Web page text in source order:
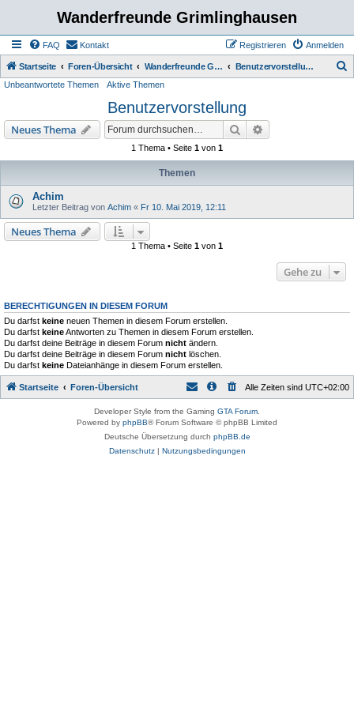
Wanderfreunde Grimlinghausen
FAQ Kontakt Anmelden
Registrieren
Startseite Foren-Übersicht Wanderfreunde Grimmlinghausen Benutzervorstellung
Unbeantwortete Themen Aktive Themen
Benutzervorstellung
Neues Thema Suche
1 Thema • Seite 1 von 1
Themen
Achim
Letzter Beitrag von Achim « Fr 10. Mai 2019, 12:11
Neues Thema
1 Thema • Seite 1 von 1
Gehe zu
BERECHTIGUNGEN IN DIESEM FORUM
Du darfst keine neuen Themen in diesem Forum erstellen.
Du darfst keineAntworten zu Themen in diesem Forum erstellen.
Du darfst deine Beiträge in diesem Forum nicht ändern.
Du darfst deine Beiträge in diesem Forum nicht löschen.
Du darfst keine Dateianhänge in diesem Forum erstellen.
Startseite Foren-Übersicht Alle Zeiten sind UTC+02:00
Developer Style from the Gaming GTA Forum
Powered by phpBB® Forum Software © phpBB Limited
Deutsche Übersetzung durch phpBB.de
Datenschutz| Nutzungsbedingungen